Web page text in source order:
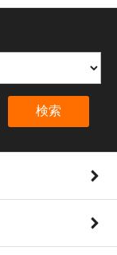
検索